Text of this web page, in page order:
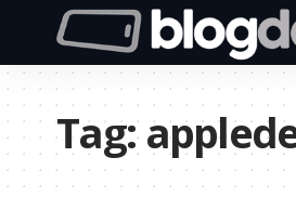
Tag: